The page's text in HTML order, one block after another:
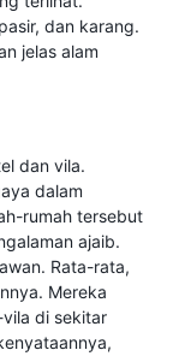
dan karang.
jelas alam
dan vila.
dalam
rumah tersebut
ajaib.
Rata-rata,
Mereka
di sekitar